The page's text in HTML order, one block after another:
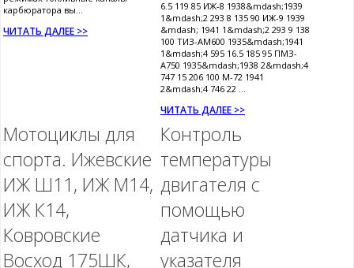
карбюратора вы...
ЧИТАТЬ ДАЛЕЕ >>
6.5 119 85 ИЖ-8 1938&mdash;1939
1&mdash;2 293 8 135 90 ИЖ-9 1939
&mdash; 1941 1&mdash;2 293 9 138
100 ТИЗ-АМ600 1935&mdash;1941
1&mdash;4 595 16.5 185 95 ПМЗ-
А750 1935&mdash;1938 2&mdash;4
747 15 206 100 М-72 1941
2&mdash;4 746 22 ...
ЧИТАТЬ ДАЛЕЕ >>
Мотоциклы для
спорта. Ижевские
ИЖ Ш11, ИЖ М14,
ИЖ К14,
Ковровские
Восход 175ШК,
Контроль
температуры
двигателя с
помощью
датчика и
указателя